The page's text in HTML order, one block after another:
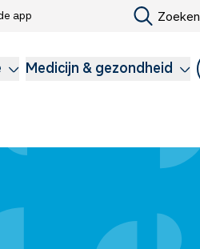
app Zoeken
Medicijn & gezondheid